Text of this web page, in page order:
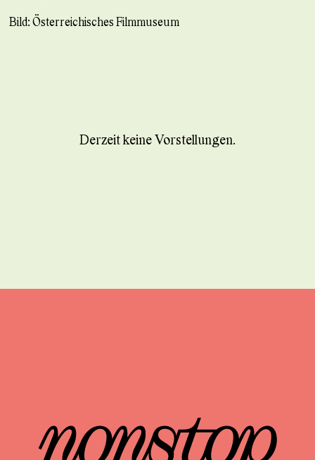
Derzeit keine Vorstellungen.
Bild: Österreichisches Filmmuseum